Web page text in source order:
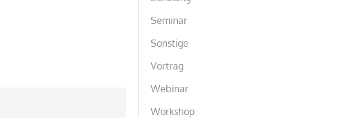
Seminar
Sonstige
Vortrag
Webinar
Workshop